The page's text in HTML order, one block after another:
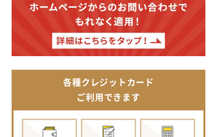
各種クレジットカード
ご利用できます